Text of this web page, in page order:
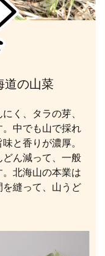
道の山菜
く、タラの芽、
中でも山で採れ
と香りが濃厚。
どん減って、一般
北海山の本業は
縫って、山うど